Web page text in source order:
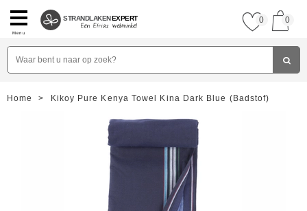
Menu
STRANDLAKENEXPERT 0 0
Home > Kikoy Pure Kenya Towel Kina Dark Blue (Badstof)